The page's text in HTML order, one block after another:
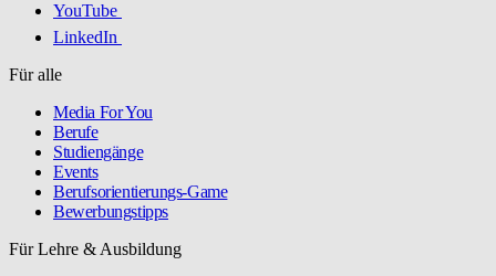
YouTube
LinkedIn
Für alle
Media For You
Berufe
Studiengänge
Events
Berufsorientierungs-Game
Bewerbungstipps
Für Lehre & Ausbildung